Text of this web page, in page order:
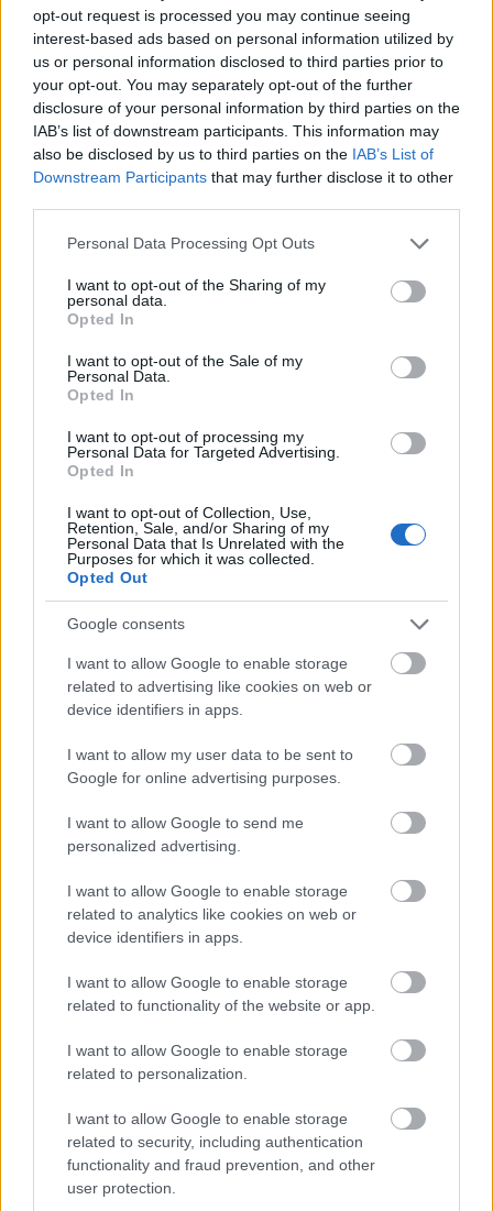
opt-out request is processed you may continue seeing
interest-based ads based on personal information utilized by
us or personal information disclosed to third parties prior to
your opt-out. You may separately opt-out of the further
disclosure of your personal information by third parties on the
IAB’s list of downstream participants. This information may
also be disclosed by us to third parties on the IAB’s List of
Downstream Participants that may further disclose it to other
Please note that this website/app uses one or more Google
not limited to your visit or usage behaviour. You may click to
grant or deny consent to Google and its third-party tags to
use your data for below specified purposes in below Google
consent section.
Personal Data Processing Opt Outs
I want to opt-out of the Sharing of my
personal data.
Opted In
I want to opt-out of the Sale of my
Personal Data.
Opted In
I want to opt-out of processing my
Personal Data for Targeted Advertising.
Opted In
I want to opt-out of Collection, Use,
Retention, Sale, and/or Sharing of my
Personal Data that Is Unrelated with the
Purposes for which it was collected.
Opted Out
Google consents
I want to allow Google to enable storage
related to advertising like cookies on web or
device identifiers in apps.
I want to allow my user data to be sent to
Google for online advertising purposes.
I want to allow Google to send me
personalized advertising.
I want to allow Google to enable storage
related to analytics like cookies on web or
device identifiers in apps.
I want to allow Google to enable storage
related to functionality of the website or app.
I want to allow Google to enable storage
related to personalization.
I want to allow Google to enable storage
related to security, including authentication
functionality and fraud prevention, and other
user protection.
csaknem tizenhét napot fordítottunk a
meghódítására.
Az ellenséges várőrség állhatatosságán kívül a
váratlanul szükségessé vált rendszeres
ostrommunkálatok előkészületeinek hiánya, a
munkálatok végrehajtása során elkövetett hibáink,
ostromtüzérségünk kis száma és mindezek tetejébe
a komáromi várparancsnoknak, Guyon grófnak,
jelentékeny időveszteségnek fő okai.
Aligha lehet tagadni, hogy a budai várnak a Hentzi
vezérőrnagy követte védelmi módszert figyelembe
véve legfeljebb nyolc nap alatt hatalmunkban
előítéletben, hogy Budát csupán gyalogsággal és
taracktűzzel be lehet venni, és az ostromtüzérséget
ütegek építéséhez szükséges anyag beszerzéséről
előre gondoskodom, és ha az ütegek építéséhez
fogok hozzá. Mert az a módszer, amellyel Hentzi
vezérőrnagy Buda védelmét intézte, sajátságos
képzelődésen alapult – mintha bizony egy
körülzárt erőd hosszasan tartható volta nem az
ostrommunkálatok szakadatlan akadályozásától,
hanem a védő által a támadás körzetén kívül eső
ponton véghezvitt pusztítástól függne.”
Görgey Artúr:Életem és működésem
Budapest, Európa, 1988.–Magyar Elektronikus
Könyvtár